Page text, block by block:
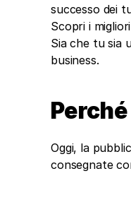
successo dei
Scopri i
Sia che tu sia
business.
Oggi, la
consegnate